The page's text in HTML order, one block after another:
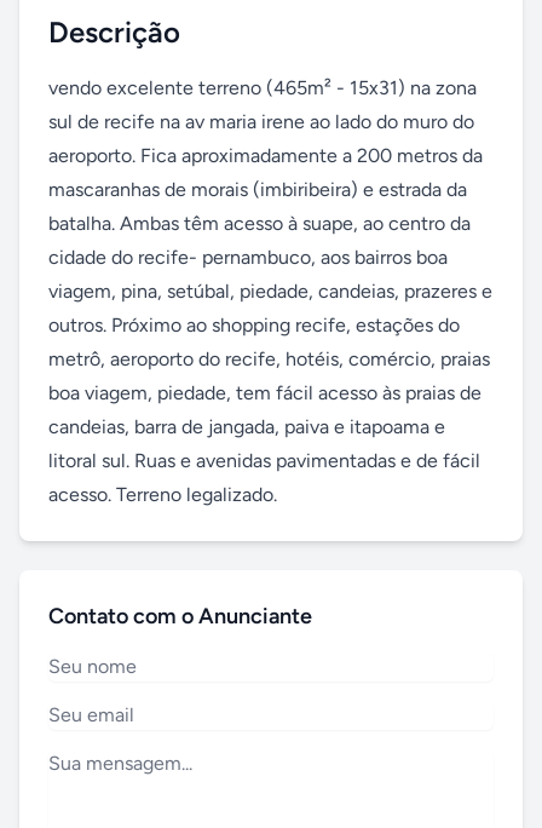
Descrição
vendo excelente terreno (465m² - 15x31) na zona
sul de recife na av maria irene ao lado do muro do
aeroporto. Fica aproximadamente a 200 metros da
mascaranhas de morais (imbiribeira) e estrada da
batalha. Ambas têm acesso à suape, ao centro da
cidade do recife- pernambuco, aos bairros boa
viagem, pina, setúbal, piedade, candeias, prazeres e
outros. Próximo ao shopping recife, estações do
metrô, aeroporto do recife, hotéis, comércio, praias
boa viagem, piedade, tem fácil acesso às praias de
candeias, barra de jangada, paiva e itapoama e
litoral sul. Ruas e avenidas pavimentadas e de fácil
acesso. Terreno legalizado.
Contato com o Anunciante